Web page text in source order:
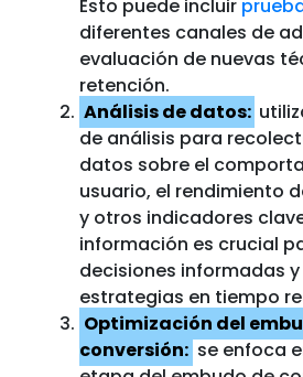
Esto puede incluir
diferentes canales de
evaluación de nuevas
retención.
Análisis de datos:
de análisis para
datos sobre el
usuario, el rendimiento
y otros indicadores
información es crucial
decisiones informadas
estrategias en tiempo
Optimización del
conversión: se enfoca